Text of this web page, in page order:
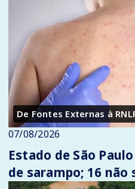
De Fontes Externas à
07/08/2026
Estado de São
de sarampo; 16 não